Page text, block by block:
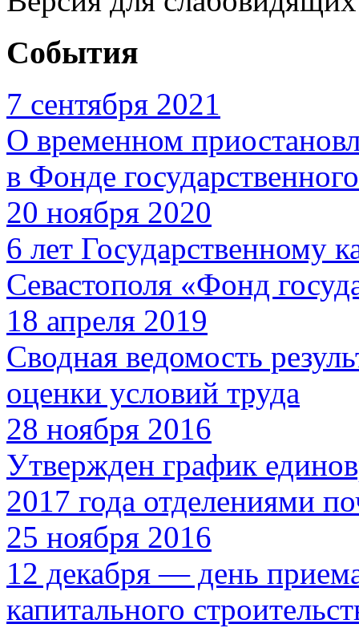
События
7 сентября 2021
О временном
в Фонде
20 ноября 2020
6 лет Государственному
Севастополя «Фонд
18 апреля 2019
Сводная ведомость
оценки условий труда
28 ноября 2016
Утвержден график
2017 года отделениями
25 ноября 2016
12 декабря — день
капитального